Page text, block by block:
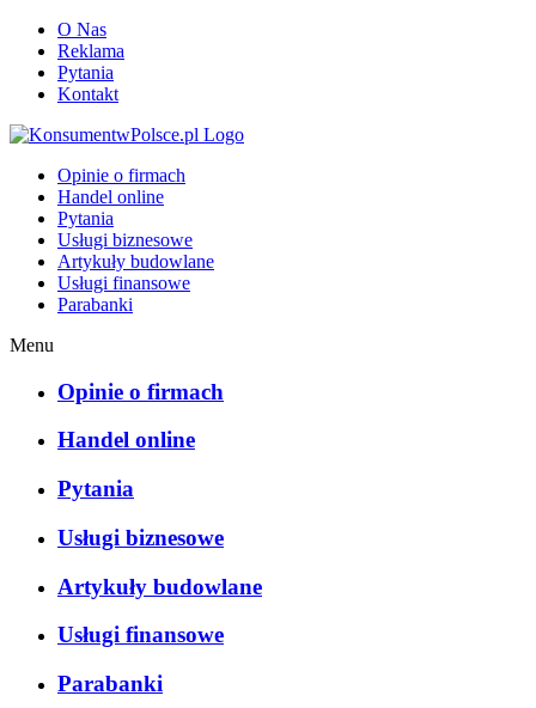
O Nas
Reklama
Pytania
Kontakt
Opinie o firmach
Handel online
Pytania
Usługi biznesowe
Artykuły budowlane
Usługi finansowe
Parabanki
Menu
Opinie o firmach
Handel online
Pytania
Usługi biznesowe
Artykuły budowlane
Usługi finansowe
Parabanki